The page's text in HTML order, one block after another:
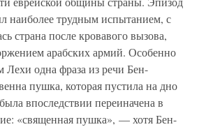
наиболее трудным испытанием, с
страна после кровавого вызова,
арабских армий. Особенно
Лехи одна фраза из речи Бен-
пушка, которая пустила на дно
впоследствии переиначена в
«священная пушка», — хотя Бен-